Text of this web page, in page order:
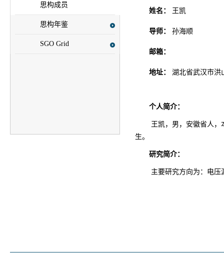
思构成员
思构年鉴
SGO Grid
姓名： 王凯
导师： 孙海顺
邮箱：
地址： 湖北省武汉市洪
个人简介：
王凯， 男 ， 安徽省人，
生。
研究简介：
主要研究方向为： 电压